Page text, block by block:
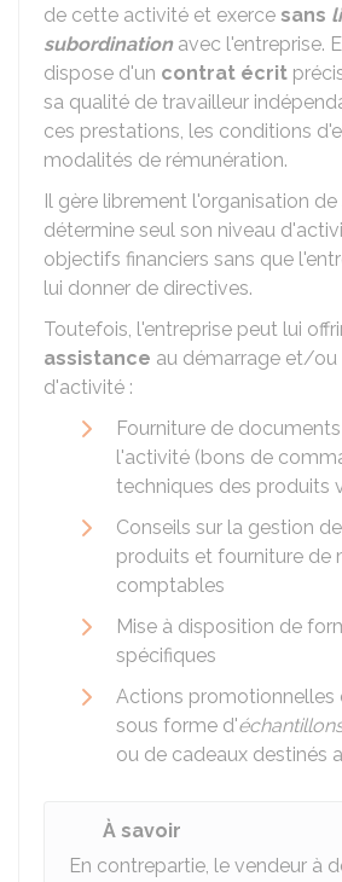
de cette activité et exerce sans
subordinationavec l'entreprise.
dispose d'un contrat écrit
sa qualité de travailleur
ces prestations, les conditions
modalités de rémunération.
Il gère librement l'organisation
détermine seul son niveau
objectifs financiers sans que
lui donner de directives.
Toutefois, l'entreprise peut lui
assistance au démarrage et/ou
d'activité :
Fourniture de
l'activité (bons de
techniques des produits
Conseils sur la gestion
produits et fourniture de
comptables
Mise à disposition de
spécifiques
Actions promotionnelles
sous forme d'
ou de cadeaux destinés
À savoir
En contrepartie, le vendeur à